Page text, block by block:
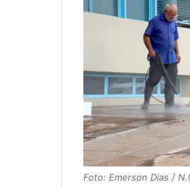
Foto: Emerson Dias /